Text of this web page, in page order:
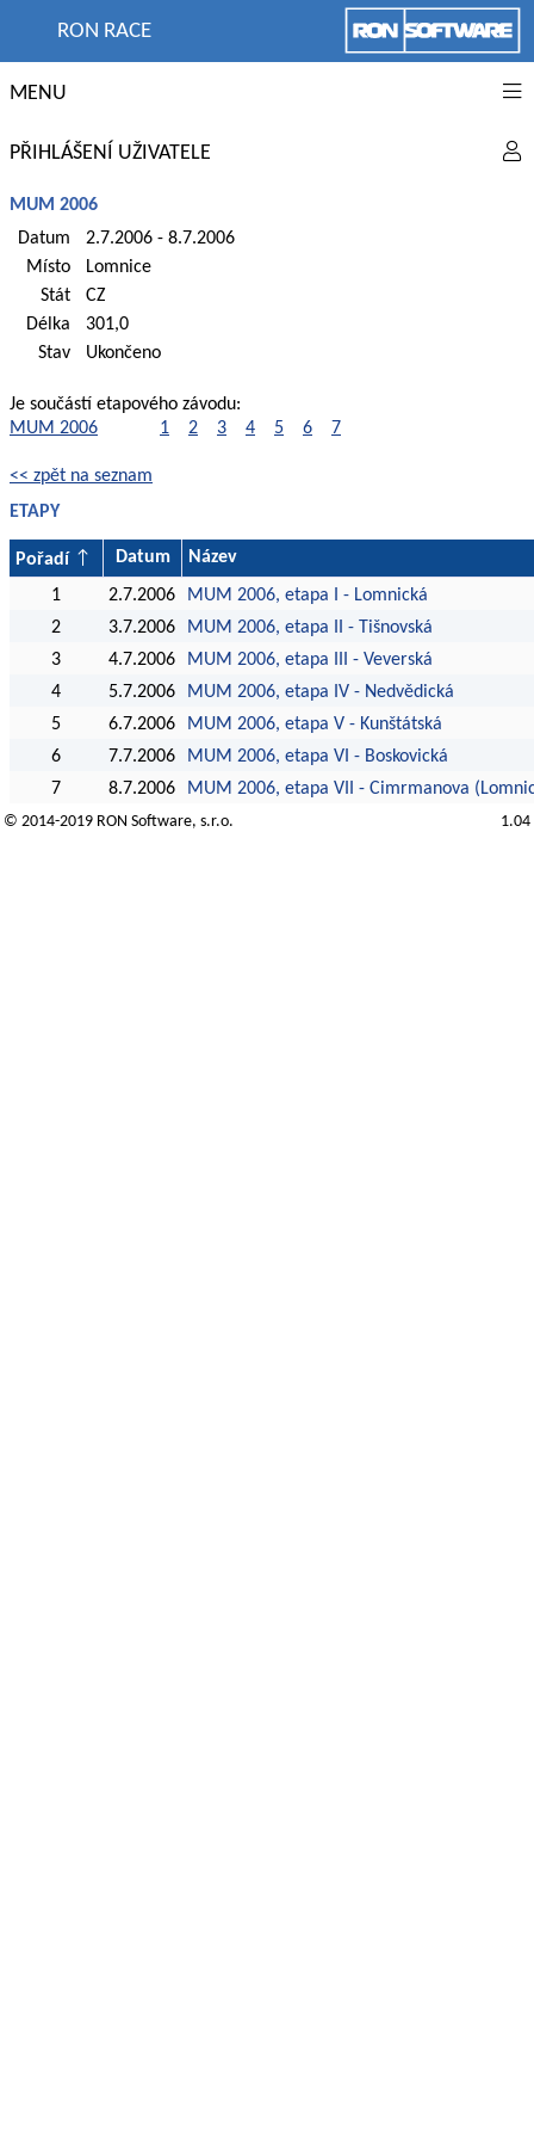
RON RACE
MENU
PŘIHLÁŠENÍ UŽIVATELE
MUM 2006
Datum
2.7.2006 - 8.7.2006
Místo
Lomnice
Stát
CZ
Délka
301,0
Stav
Ukončeno
Je součástí etapového závodu:
MUM 2006
1 2 3 4 5 6 7
<< zpět na seznam
ETAPY
Pořadí Datum
Název
1
2.7.2006
MUM 2006, etapa I - Lomnická
2
3.7.2006
MUM 2006, etapa II - Tišnovská
3
4.7.2006
MUM 2006, etapa III - Veverská
4
5.7.2006
MUM 2006, etapa IV - Nedvědická
5
6.7.2006
MUM 2006, etapa V - Kunštátská
6
7.7.2006
MUM 2006, etapa VI - Boskovická
7
8.7.2006 MUM 2006, etapa VII - Cimrmanova
© 2014-2019 RON Software, s.r.o. 1.04